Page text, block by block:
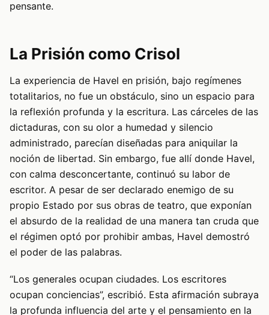
pensante.
La Prisión como Crisol
La experiencia de Havel en prisión, bajo regímenes
totalitarios, no fue un obstáculo, sino un espacio para
la reflexión profunda y la escritura. Las cárceles de las
dictaduras, con su olor a humedad y silencio
administrado, parecían diseñadas para aniquilar la
noción de libertad. Sin embargo, fue allí donde Havel,
con calma desconcertante, continuó su labor de
escritor. A pesar de ser declarado enemigo de su
propio Estado por sus obras de teatro, que exponían
el absurdo de la realidad de una manera tan cruda que
el régimen optó por prohibir ambas, Havel demostró
el poder de las palabras.
“Los generales ocupan ciudades. Los escritores
ocupan conciencias”, escribió. Esta afirmación subraya
la profunda influencia del arte y el pensamiento en la